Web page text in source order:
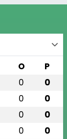
O P
0 0
0 0
0 0
0 0